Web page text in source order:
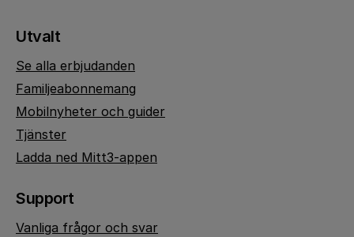
Utvalt
Se alla erbjudanden
Familjeabonnemang
Mobilnyheter och guider
Tjänster
Ladda ned Mitt3-appen
Support
Vanliga frågor och svar